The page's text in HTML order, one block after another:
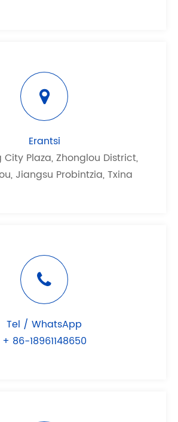
Erantsi
City Plaza, Zhonglou District,
Jiangsu Probintzia, Txina
Tel / WhatsApp
+ 86-18961148650